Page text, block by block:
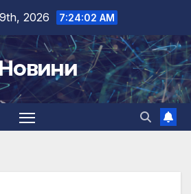
2026 7:24:03 AM